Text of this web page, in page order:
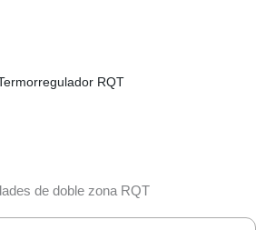
RQT
de doble zona RQT